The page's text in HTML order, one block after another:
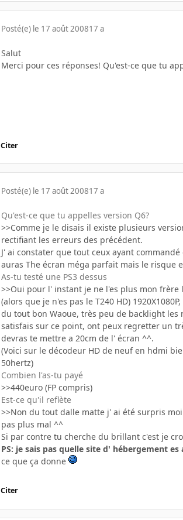
Posté(e) le 17 août 200817 a
Salut
Merci pour ces réponses! Qu'est-ce que tu
Citer
Posté(e) le 17 août 200817 a
Qu'est-ce que tu appelles version Q6?
>>Comme je le disais il existe plusieurs
rectifiant les erreurs des précédent.
J' ai constater que tout ceux ayant
auras The écran méga parfait mais le risque
As-tu testé une PS3 dessus
>>Oui pour l' instant je ne l'es plus mon
(alors que je n'es pas le T240 HD)
du tout bon Waoue, très peu de backlight les
satisfais sur ce point, ont peux regretter un
devras te mettre a 20cm de l' écran ^^.
(Voici sur le décodeur HD de neuf en hdmi
50hertz)
Combien l'as-tu payé
>>440euro (FP compris)
Est-ce qu'il reflète
>>Non du tout dalle matte j' ai été surpris
pas plus mal ^^
Si par contre tu cherche du brillant c'est je
PS: je sais pas quelle site d' hébergement
ce que ça donne
Citer